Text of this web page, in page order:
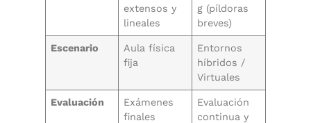
extensos y
lineales
g (píldoras
breves)
Escenario
Aula física
fija
Entornos
híbridos /
Virtuales
Evaluación
Exámenes
finales
Evaluación
continua y